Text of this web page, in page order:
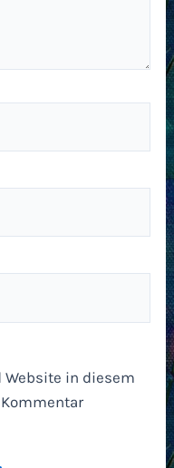
Website in diesem